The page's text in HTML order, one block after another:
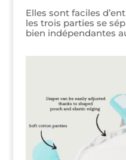
Elles sont faciles
les trois parties se
bien indépendantes